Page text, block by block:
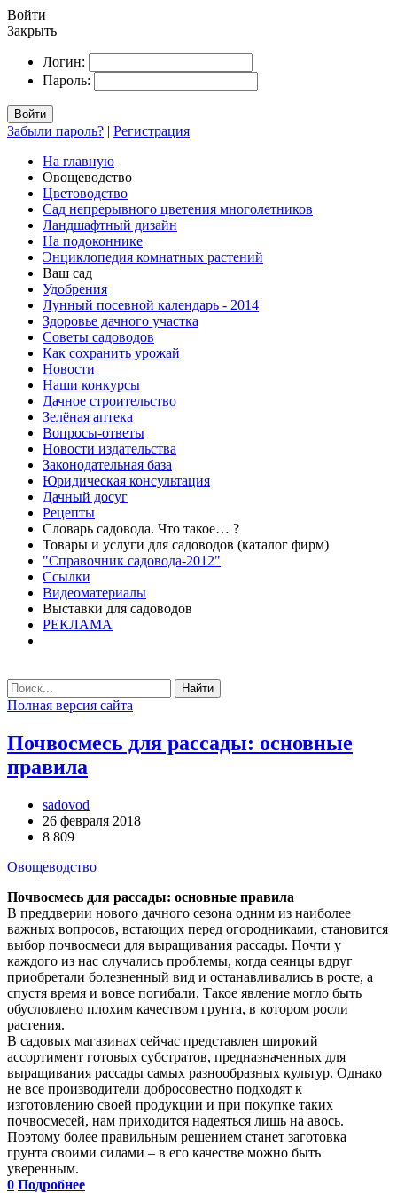
Войти
Закрыть
Логин:
Пароль:
Войти
Забыли пароль? | Регистрация
На главную
Овощеводство
Цветоводство
Сад непрерывного цветения многолетников
Ландшафтный дизайн
На подоконнике
Энциклопедия комнатных растений
Ваш сад
Удобрения
Лунный посевной календарь - 2014
Здоровье дачного участка
Советы садоводов
Как сохранить урожай
Новости
Наши конкурсы
Дачное строительство
Зелёная аптека
Вопросы-ответы
Новости издательства
Законодательная база
Юридическая консультация
Дачный досуг
Рецепты
Словарь садовода. Что такое… ?
Товары и услуги для садоводов (каталог фирм)
"Справочник садовода-2012"
Ссылки
Видеоматериалы
Выставки для садоводов
РЕКЛАМА
Найти
Полная версия сайта
Почвосмесь для рассады: основные
правила
sadovod
26 февраля 2018
8 809
Овощеводство
Почвосмесь для рассады: основные правила
В преддверии нового дачного сезона одним из наиболее
важных вопросов, встающих перед огородниками, становится
выбор почвосмеси для выращивания рассады. Почти у
каждого из нас случались проблемы, когда сеянцы вдруг
приобретали болезненный вид и останавливались в росте, а
спустя время и вовсе погибали. Такое явление могло быть
обусловлено плохим качеством грунта, в котором росли
растения.
В садовых магазинах сейчас представлен широкий
ассортимент готовых субстратов, предназначенных для
выращивания рассады самых разнообразных культур. Однако
не все производители добросовестно подходят к
изготовлению своей продукции и при покупке таких
почвосмесей, нам приходится надеяться лишь на авось.
Поэтому более правильным решением станет заготовка
грунта своими силами – в его качестве можно быть
уверенным.
0 Подробнее